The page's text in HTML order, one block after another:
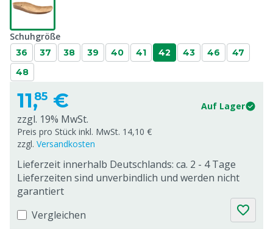
Schuhgröße
36 37 38 39 40 41 42 43 46
47
48
11,85 € Auf Lager
zzgl. 19% MwSt.
Preis pro Stück inkl. MwSt. 14,10 €
zzgl. Versandkosten
Lieferzeit innerhalb Deutschlands: ca. 2 - 4 Tage
Lieferzeiten sind unverbindlich und werden nicht
garantiert
Vergleichen